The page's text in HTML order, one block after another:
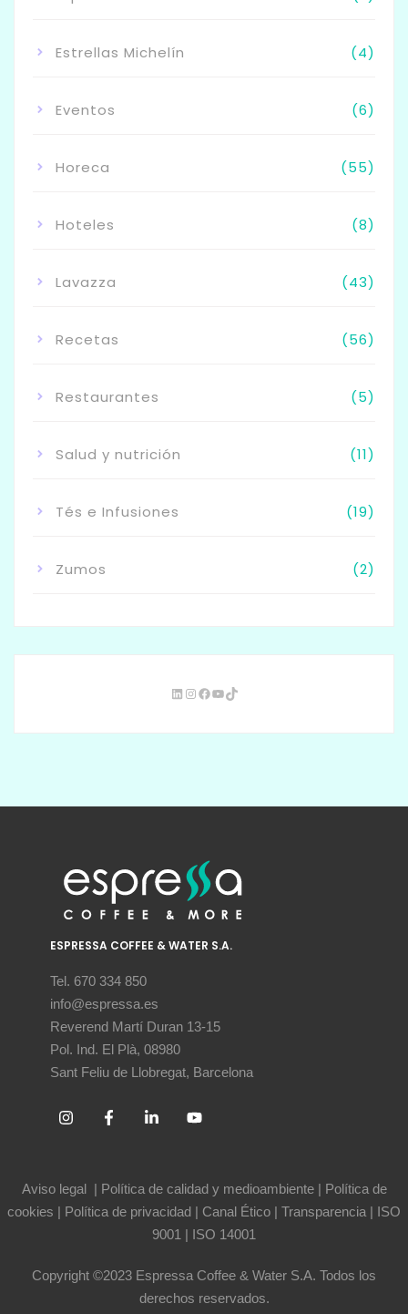
Estrellas Michelín (4)
Eventos (6)
Horeca (55)
Hoteles (8)
Lavazza (43)
Recetas (56)
Restaurantes (5)
Salud y nutrición (11)
Tés e Infusiones (19)
Zumos (2)
ESPRESSA COFFEE & WATER S.A.
Tel. 670 334 850
info@espressa.es
Reverend Martí Duran 13-15
Pol. Ind. El Plà, 08980
Sant Feliu de Llobregat, Barcelona
Aviso legal | Política de calidad y medioambiente| Política de
cookies | Política de privacidad | Canal Ético | Transparencia | ISO
9001 | ISO 14001
Copyright ©2023 Espressa Coffee & Water S.A. Todos los
derechos reservados.